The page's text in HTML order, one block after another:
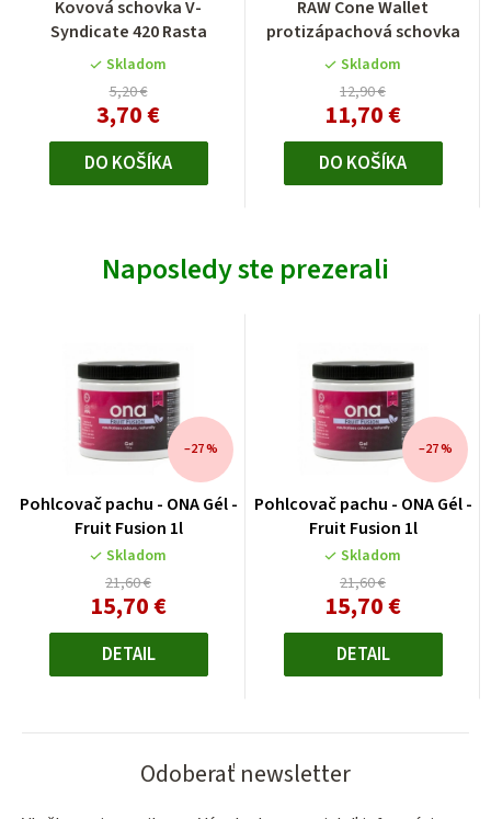
Kovová schovka V-
Syndicate 420 Rasta
Skladom
5,20 €
3,70 €
DO KOŠÍKA
RAW Cone Wallet
protizápachová schovka
Skladom
12,90 €
11,70 €
DO KOŠÍKA
Naposledy ste prezerali
Pohlcovač pachu - ONA Gél -
Fruit Fusion 1l
Skladom
21,60 €
–27 %
15,70 €
DETAIL
Pohlcovač pachu - ONA Gél -
Fruit Fusion 1l
Skladom
21,60 €
–27 %
15,70 €
DETAIL
Odoberať newsletter